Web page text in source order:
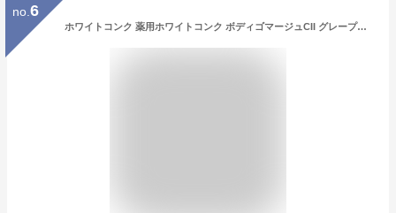
no. 6
ホワイトコンク 薬用ホワイトコンク ボディゴマージュCII グレープフルーツの香り 180g ボディスクラブ アットコスメ